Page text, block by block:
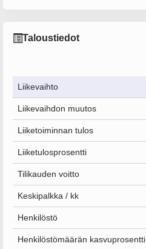
Taloustiedot
Liikevaihto
Liikevaihdon muutos
Liiketoiminnan tulos
Liiketulosprosentti
Tilikauden voitto
Keskipalkka / kk
Henkilöstö
Henkilöstömäärän kasvuprosentti